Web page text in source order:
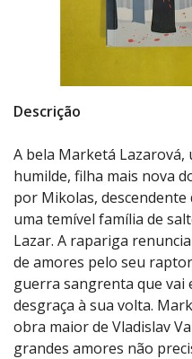
Descrição
A bela Marketá Lazarová,
humilde, filha mais nova
por Mikolas,
uma temível família de
Lazar. A rapariga
de amores pelo seu
guerra sangrenta que vai
desgraça à sua volta.
obra maior de Vladislav
grandes amores não